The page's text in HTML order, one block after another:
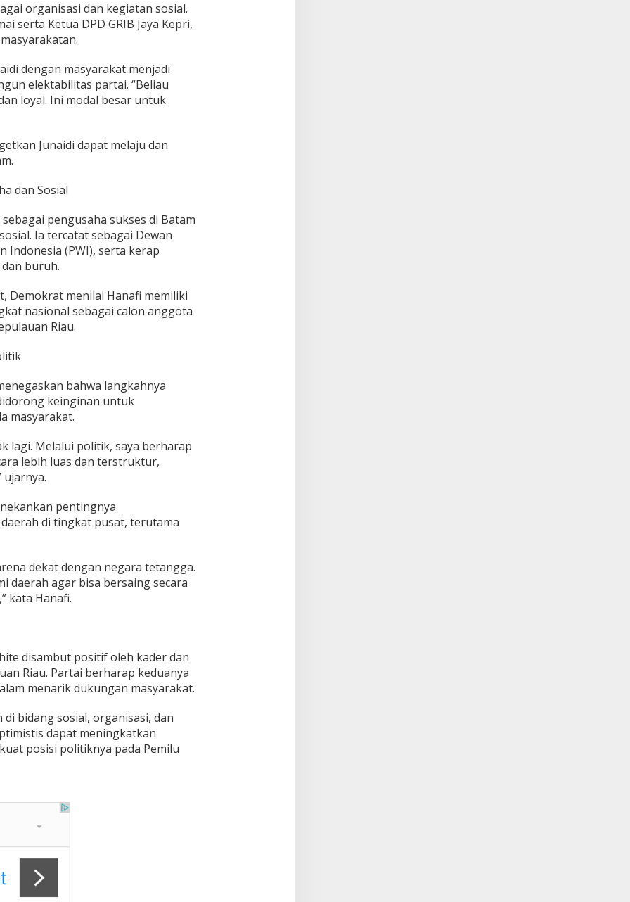
organisasi dan kegiatan sosial.
serta Ketua DPD GRIB Jaya Kepri,
dengan masyarakat menjadi
elektabilitas partai. “Beliau
loyal. Ini modal besar untuk
Junaidi dapat melaju dan
dan Sosial
pengusaha sukses di Batam
Ia tercatat sebagai Dewan
Indonesia (PWI), serta kerap
buruh.
Demokrat menilai Hanafi memiliki
nasional sebagai calon anggota
Riau.
bahwa langkahnya
keinginan untuk
masyarakat.
lagi. Melalui politik, saya berharap
lebih luas dan terstruktur,
ujarnya.
pentingnya
di tingkat pusat, terutama
dekat dengan negara tetangga.
daerah agar bisa bersaing secara
kata Hanafi.
disambut positif oleh kader dan
Riau. Partai berharap keduanya
menarik dukungan masyarakat.
bidang sosial, organisasi, dan
dapat meningkatkan
posisi politiknya pada Pemilu